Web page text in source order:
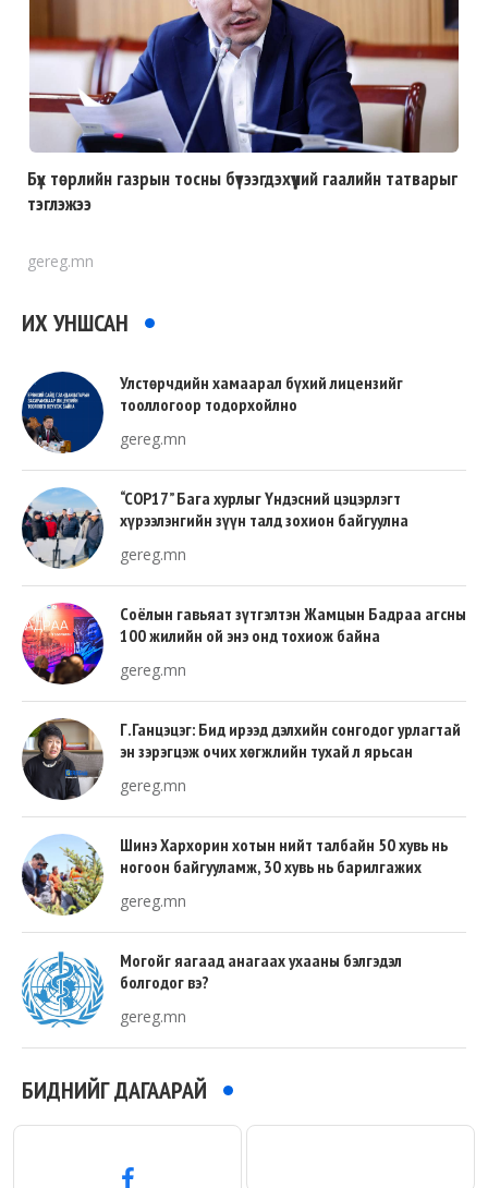
Бүх төрлийн газрын тосны бүтээгдэхүүний гаалийн татварыг
тэглэжээ
gereg.mn
ИХ УНШСАН
Улстөрчдийн хамаарал бүхий лицензийг
тооллогоор тодорхойлно
gereg.mn
“COP17” Бага хурлыг Үндэсний цэцэрлэгт
хүрээлэнгийн зүүн талд зохион байгуулна
gereg.mn
Соёлын гавьяат зүтгэлтэн Жамцын Бадраа агсны
100 жилийн ой энэ онд тохиож байна
gereg.mn
Г.Ганцэцэг: Бид ирээд дэлхийн сонгодог урлагтай
эн зэрэгцэж очих хөгжлийн тухай л ярьсан
gereg.mn
Шинэ Хархорин хотын нийт талбайн 50 хувь нь
ногоон байгууламж, 30 хувь нь барилгажих
gereg.mn
Могойг яагаад анагаах ухааны бэлгэдэл
болгодог вэ?
gereg.mn
БИДНИЙГ ДАГААРАЙ